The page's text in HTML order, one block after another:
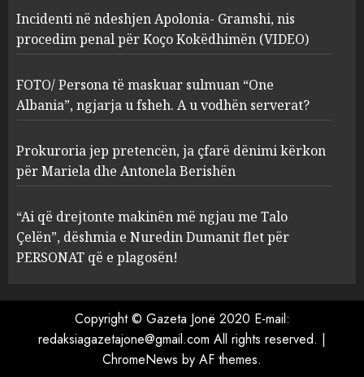
3
FOTO/ Persona të maskuar
sulmuan “One Albania”,
ngjarja u fsheh. A u vodhën
serverat?
MARCH 25, 2025
4
Prokuroria jep pretencën, ja
çfarë dënimi kërkon për
Berishën
MARCH 25, 2025
ngjau me Talo Çelën”,
dëshmia e Nuredin Dumanit
flet për PERSONAT që e
plagosën!
Incidenti në ndeshjen Apolonia- Gramshi, nis
procedim penal për Koço Kokëdhimën (VIDEO)
FOTO/ Persona të maskuar sulmuan “One
Albania”, ngjarja u fsheh. A u vodhën serverat?
Prokuroria jep pretencën, ja çfarë dënimi kërkon
për Mariela dhe Antonela Berishën
“Ai që drejtonte makinën më ngjau me Talo
Çelën”, dëshmia e Nuredin Dumanit flet për
PERSONAT që e plagosën!
Copyright © Gazeta Jonë 2020 E-mail:
redaksiagazetajone@gmail.com All rights reserved. |
ChromeNews by AF themes.